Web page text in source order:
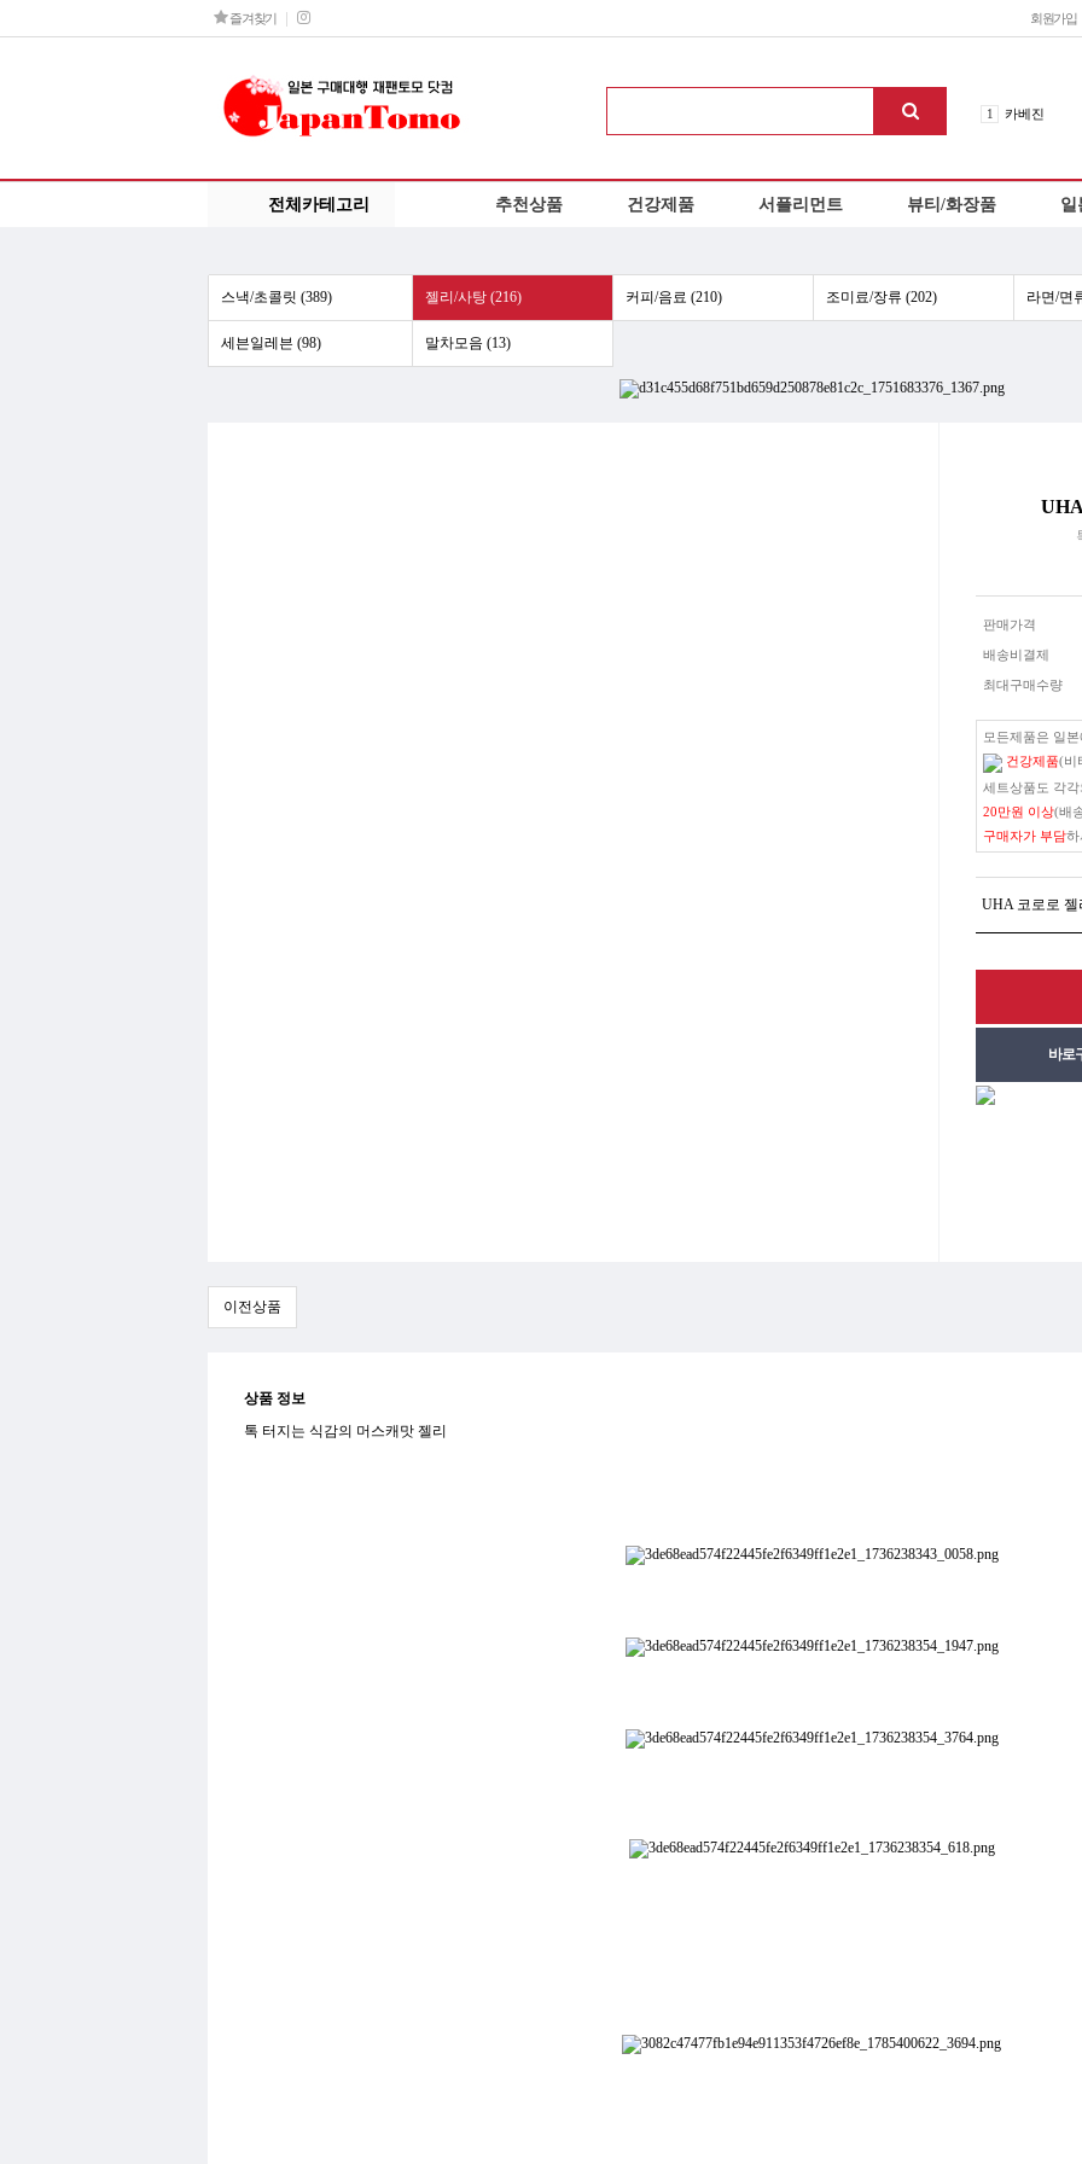
회원가입
즐겨찾기
1 카베진
4 이노치노하
에비오스
8 칼로리미트
10
전체카테고리 추천상품 건강제품 서플리먼트 뷰티/화장품 일
스낵/초콜릿 (389) 젤리/사탕 (216) 커피/음료 (210) 조미료/장류 (202) 라면/면
세븐일레븐 (98) 말차모음 (13)
판매가격
배송비결제
최대구매수량
모든제품은 일본
건강제품(비
세트상품도 각
20만원 이상(배
구매자가 부담하
UHA 코로로
이전상품
상품 정보
톡 터지는 식감의 머스캐맛 젤리